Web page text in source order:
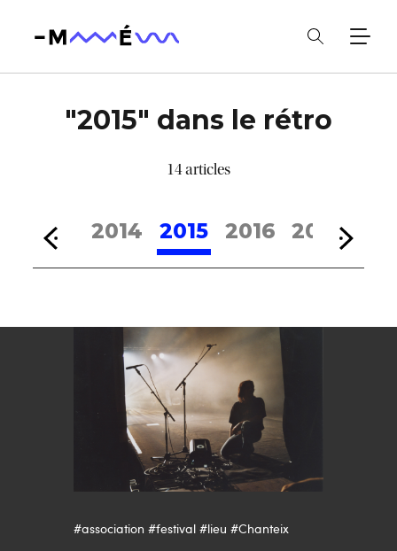
"2015" dans le rétro
14 articles
2013 2014 2015 2016 2017
#association #festival #lieu #Chanteix